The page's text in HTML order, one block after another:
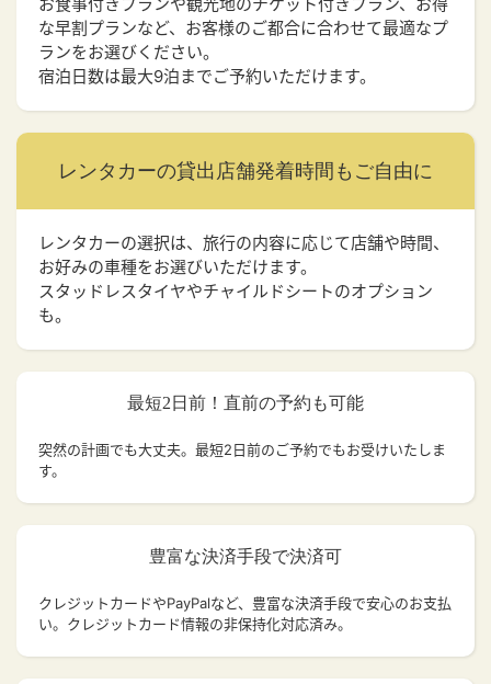
な早割プランなど、お客様のご都合に合わせて最適なプ
ランをお選びください。
宿泊日数は最大9泊までご予約いただけます。
レンタカーの貸出店舗発着時間もご自由に
レンタカーの選択は、旅行の内容に応じて店舗や時間、
お好みの車種をお選びいただけます。
スタッドレスタイヤやチャイルドシートのオプション
も。
最短2日前！直前の予約も可能
突然の計画でも大丈夫。 最短2日前のご予約でもお受けいたしま
す。
豊富な決済手段で決済可
クレジットカードやPayPalなど、豊富な決済手段で安心のお支払
い。クレジットカード情報の非保持化対応済み。